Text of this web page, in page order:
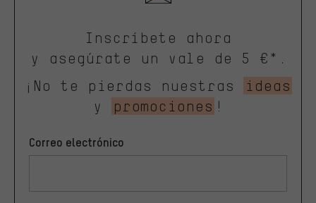
Inscríbete ahora
y asegúrate un vale de 5 €*.
¡No te pierdas nuestras
ideas
y
promociones !
Correo electrónico